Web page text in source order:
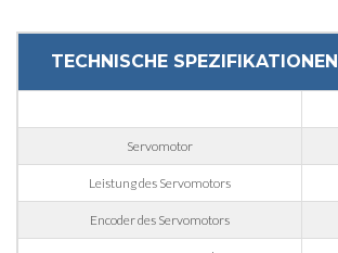
Firma
Telefonnummer
TECHNISCHE SPEZIFIKATIONEN
Servomotor
Leistung des Servomotors
Encoder des Servomotors